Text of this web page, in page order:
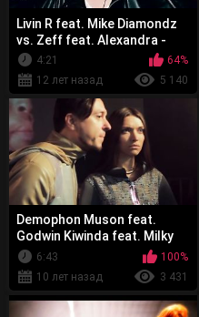
Livin R feat. Mike Diamondz
vs. Zeff feat. Alexandra -
That Night
4:21
64%
12 лет назад
5 140
Demophon Muson feat.
Godwin Kiwinda feat. Milky
Whale - Instant Runs
6:43
100%
10 лет назад
3 431